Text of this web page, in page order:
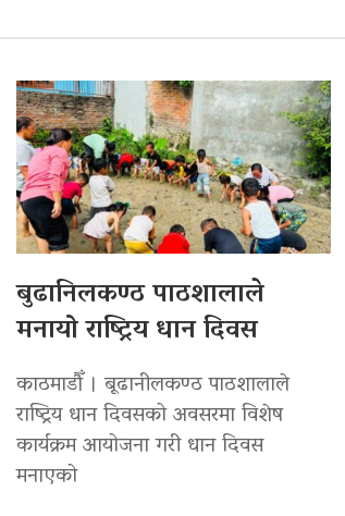
बुढानिलकण्ठ पाठशालाले
मनायो राष्ट्रिय धान दिवस
काठमाडौँ । बूढानीलकण्ठ पाठशालाले
राष्ट्रिय धान दिवसको अवसरमा विशेष
कार्यक्रम आयोजना गरी धान दिवस
मनाएको